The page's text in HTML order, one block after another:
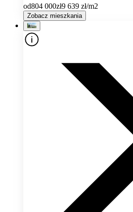
od804 000zł9 639 zł/m2
Zobacz mieszkania